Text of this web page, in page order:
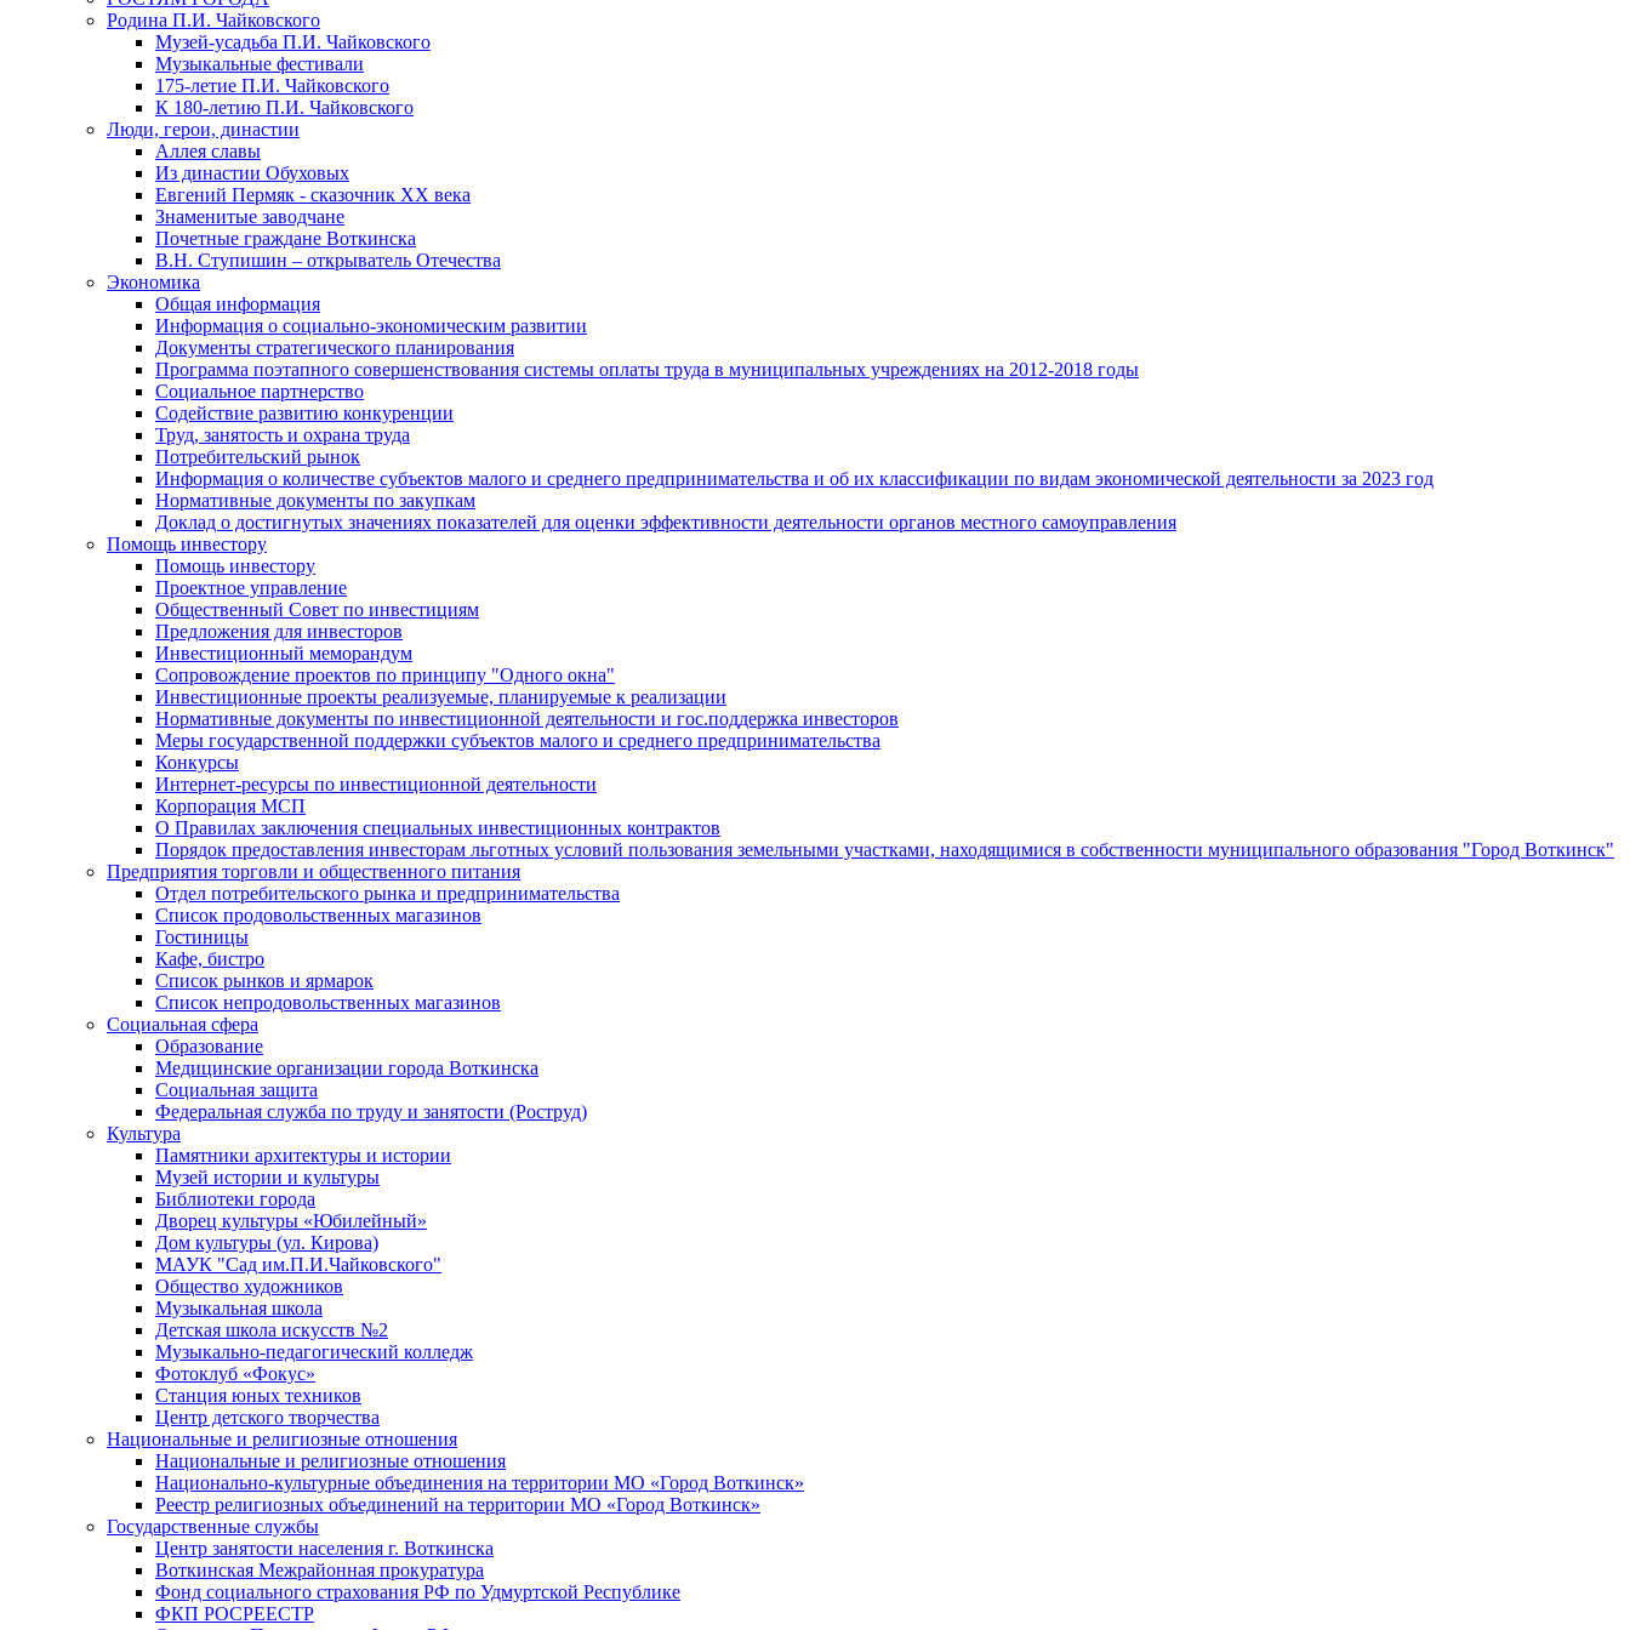
Родина П.И. Чайковского
Музей-усадьба П.И. Чайковского
Музыкальные фестивали
175-летие П.И. Чайковского
К 180-летию П.И. Чайковского
Люди, герои, династии
Аллея славы
Из династии Обуховых
Евгений Пермяк - сказочник XX века
Знаменитые заводчане
Почетные граждане Воткинска
В.Н. Ступишин – открыватель Отечества
Экономика
Общая информация
Информация о социально-экономическим развитии
Документы стратегического планирования
Программа поэтапного совершенствования системы оплаты труда в муниципальных учреждениях на 2012-2018 годы
Социальное партнерство
Содействие развитию конкуренции
Труд, занятость и охрана труда
Потребительский рынок
Информация о количестве субъектов малого и среднего предпринимательства и об их классификации по видам экономической деятельности за 2023 год
Нормативные документы по закупкам
Доклад о достигнутых значениях показателей для оценки эффективности деятельности органов местного самоуправления
Помощь инвестору
Помощь инвестору
Проектное управление
Общественный Совет по инвестициям
Предложения для инвесторов
Инвестиционный меморандум
Сопровождение проектов по принципу "Oдного окна"
Инвестиционные проекты реализуемые, планируемые к реализации
Нормативные документы по инвестиционной деятельности и гос.поддержка инвесторов
Меры государственной поддержки субъектов малого и среднего предпринимательства
Конкурсы
Интернет-ресурсы по инвестиционной деятельности
Корпорация МСП
О Правилах заключения специальных инвестиционных контрактов
Порядок предоставления инвесторам льготных условий пользования земельными участками, находящимися в собственности муниципального образования "Город Воткинск"
Предприятия торговли и общественного питания
Отдел потребительского рынка и предпринимательства
Список продовольственных магазинов
Гостиницы
Кафе, бистро
Cписок рынков и ярмарок
Список непродовольственных магазинов
Социальная сфера
Образование
Медицинские организации города Воткинска
Социальная защита
Федеральная служба по труду и занятости (Роструд)
Культура
Памятники архитектуры и истории
Музей истории и культуры
Библиотеки города
Дворец культуры «Юбилейный»
Дом культуры (ул. Кирова)
МАУК "Сад им.П.И.Чайковского"
Общество художников
Музыкальная школа
Детская школа искусств №2
Музыкально-педагогический колледж
Фотоклуб «Фокус»
Станция юных техников
Центр детского творчества
Национальные и религиозные отношения
Национальные и религиозные отношения
Национально-культурные объединения на территории МО «Город Воткинск»
Реестр религиозных объединений на территории МО «Город Воткинск»
Государственные службы
Центр занятости населения г. Воткинска
Воткинская Межрайонная прокуратура
Фонд социального страхования РФ по Удмуртской Республике
ФКП РОСРЕЕСТР